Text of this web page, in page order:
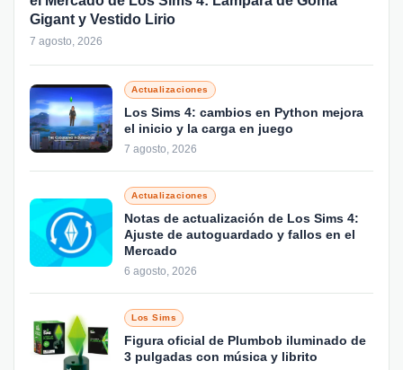
Gigant y Vestido Lirio
7 agosto, 2026
Actualizaciones
Los Sims 4: cambios en Python mejora
el inicio y la carga en juego
7 agosto, 2026
Actualizaciones
Notas de actualización de Los Sims 4:
Ajuste de autoguardado y fallos en el
Mercado
6 agosto, 2026
Los Sims
Figura oficial de Plumbob iluminado de
3 pulgadas con música y librito